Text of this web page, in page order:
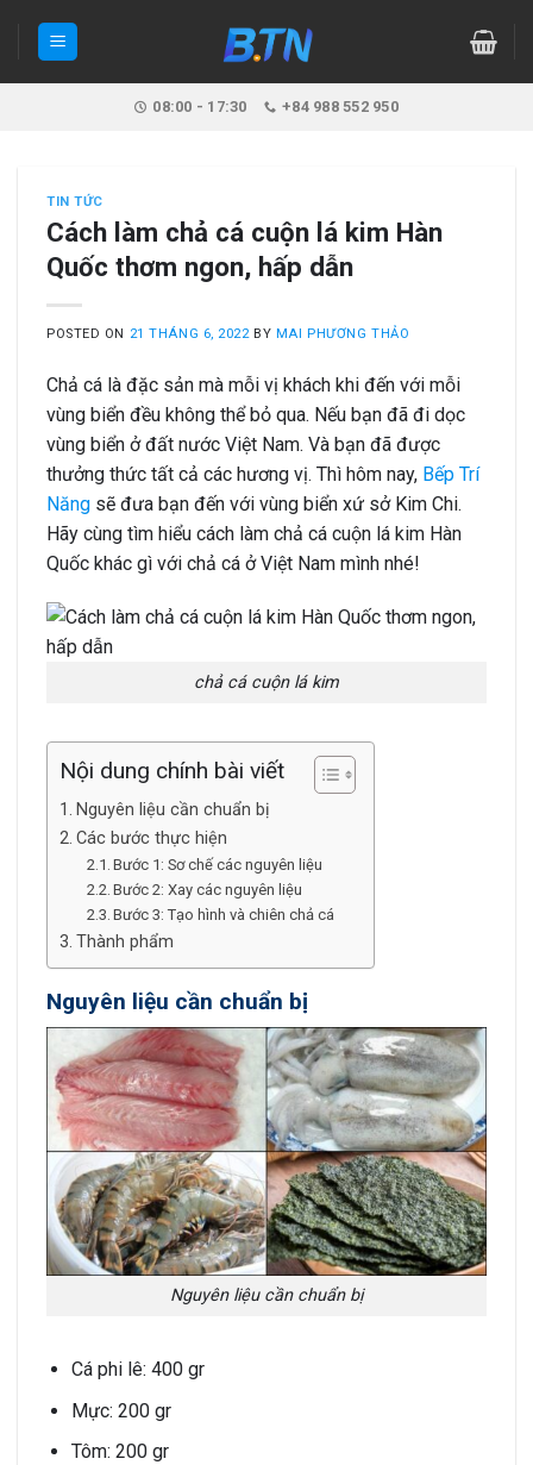
08:00 - 17:30 +84 988 552 950
TIN TỨC
Cách làm chả cá cuộn lá kim Hàn
Quốc thơm ngon, hấp dẫn
POSTED ON 21 THÁNG 6, 2022 BY MAI PHƯƠNG THẢO
Chả cá là đặc sản mà mỗi vị khách khi đến với mỗi
vùng biển đều không thể bỏ qua. Nếu bạn đã đi dọc
vùng biển ở đất nước Việt Nam. Và bạn đã được
thưởng thức tất cả các hương vị. Thì hôm nay, Bếp Trí
Năng sẽ đưa bạn đến với vùng biển xứ sở Kim Chi.
Hãy cùng tìm hiểu cách làm chả cá cuộn lá kim Hàn
Quốc khác gì với chả cá ở Việt Nam mình nhé!
chả cá cuộn lá kim
Nội dung chính bài viết
Nguyên liệu cần chuẩn bị
Các bước thực hiện
Bước 1: Sơ chế các nguyên liệu
Bước 2: Xay các nguyên liệu
Bước 3: Tạo hình và chiên chả cá
Thành phẩm
Nguyên liệu cần chuẩn bị
Nguyên liệu cần chuẩn bị
Cá phi lê: 400 gr
Mực: 200 gr
Tôm: 200 gr